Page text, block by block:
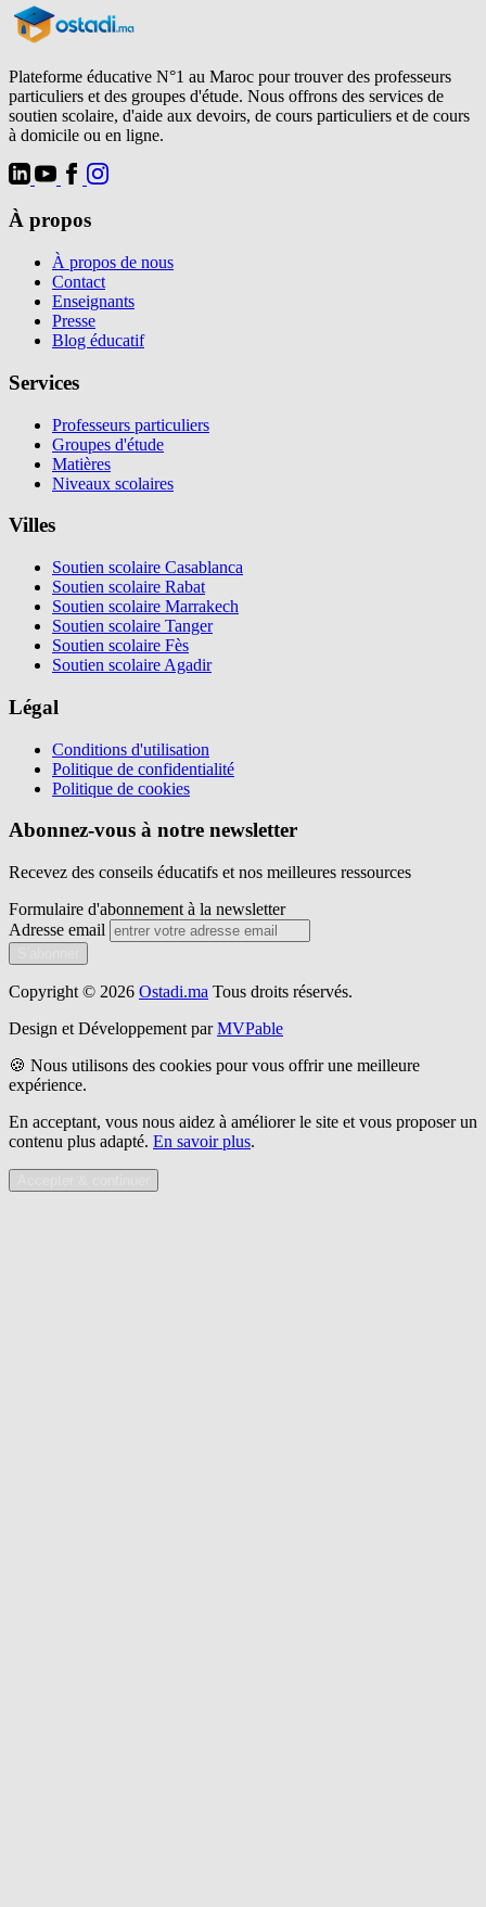
Plateforme éducative N°1 au Maroc pour trouver des professeurs
particuliers et des groupes d'étude. Nous offrons des services de
soutien scolaire, d'aide aux devoirs, de cours particuliers et de cours
à domicile ou en ligne.
À propos
À propos de nous
Contact
Enseignants
Presse
Blog éducatif
Services
Professeurs particuliers
Groupes d'étude
Matières
Niveaux scolaires
Villes
Soutien scolaire Casablanca
Soutien scolaire Rabat
Soutien scolaire Marrakech
Soutien scolaire Tanger
Soutien scolaire Fès
Soutien scolaire Agadir
Légal
Conditions d'utilisation
Politique de confidentialité
Politique de cookies
Abonnez-vous à notre newsletter
Recevez des conseils éducatifs et nos meilleures ressources
Formulaire d'abonnement à la newsletter
Adresse email
Copyright © 2026 Ostadi.ma Tous droits réservés.
Design et Développement par MVPable
🍪 Nous utilisons des cookies pour vous offrir une meilleure
expérience.
En acceptant, vous nous aidez à améliorer le site et vous proposer un
contenu plus adapté. En savoir plus.